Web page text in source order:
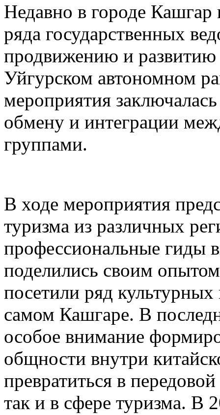
Недавно в городе Кашгар
ряда государственных
продвижению и развитию
Уйгурском автономном
мероприятия
обмену и интеграции
группами.
В ходе мероприятия
туризма из различных
профессиональные гиды
поделились своим
посетили ряд культурных
самом Кашгаре. В
особое внимание
общности внутри
превратиться в
так и в сфере туризма. В